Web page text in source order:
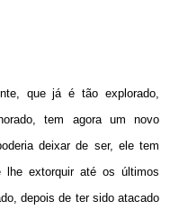
que já é tão explorado,
tem agora um novo
deixar de ser, ele tem
lhe extorquir até os últimos
depois de ter sido atacado